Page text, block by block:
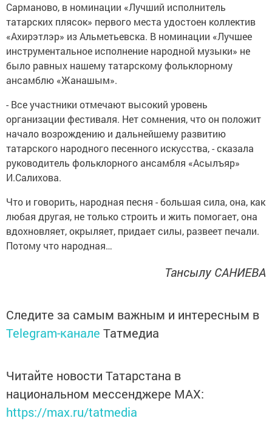
Сарманово, в номинации «Лучший исполнитель
татарских плясок» первого места удостоен коллектив
«Ахирэтлэр» из Альметьевска. В номинации «Лучшее
инструментальное исполнение народной музыки» не
было равных нашему татарскому фольклорному
ансамблю «Жанашым».
- Все участники отмечают высокий уровень
организации фестиваля. Нет сомнения, что он положит
начало возрождению и дальнейшему развитию
татарского народного песенного искусства, - сказала
руководитель фольклорного ансамбля «Асылъяр»
И.Салихова.
Что и говорить, народная песня - большая сила, она, как
любая другая, не только строить и жить помогает, она
вдохновляет, окрыляет, придает силы, развеет печали.
Потому что народная…
Тансылу САНИЕВА
Следите за самым важным и интересным в
Telegram-канале Татмедиа
Читайте новости Татарстана в
национальном мессенджере MАХ:
https://max.ru/tatmedia